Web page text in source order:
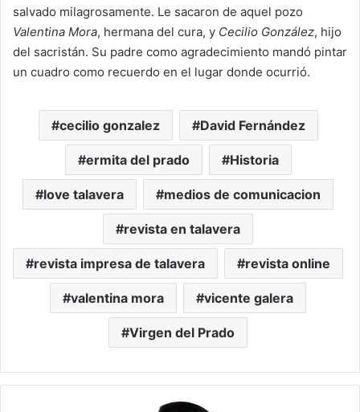
salvado milagrosamente. Le sacaron de aquel pozo
Valentina Mora, hermana del cura, y Cecilio González, hijo
del sacristán. Su padre como agradecimiento mandó pintar
un cuadro como recuerdo en el lugar donde ocurrió.
cecilio gonzalez David Fernández
ermita del prado Historia
love talavera medios de comunicacion
revista en talavera
revista impresa de talavera revista online
valentina mora vicente galera
Virgen del Prado